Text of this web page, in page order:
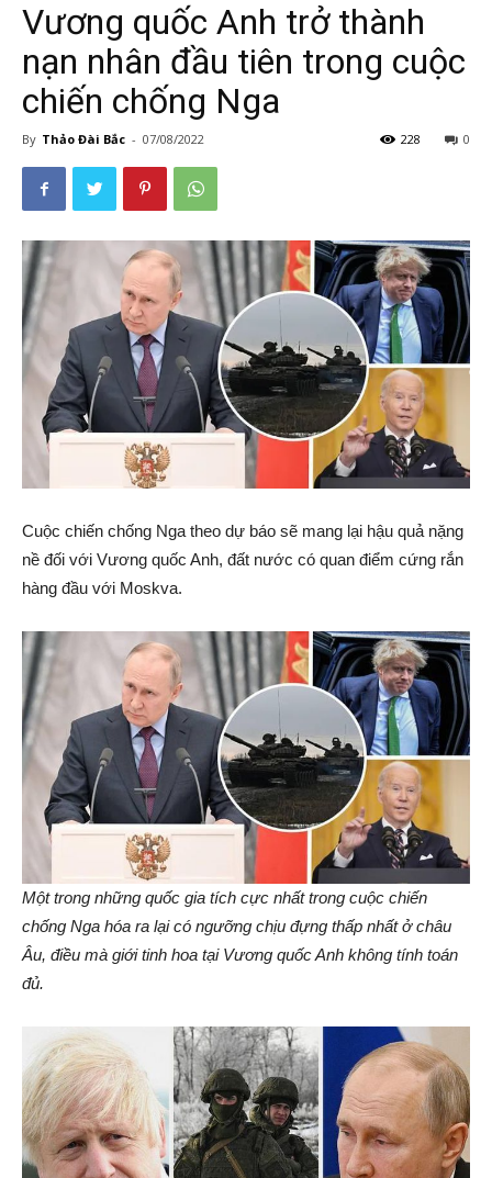
Vương quốc Anh trở thành
nạn nhân đầu tiên trong cuộc
chiến chống Nga
By Thảo Đài Bắc - 07/08/2022 0
228
Cuộc chiến chống Nga theo dự báo sẽ mang lại hậu quả nặng
nề đối với Vương quốc Anh, đất nước có quan điểm cứng rắn
hàng đầu với Moskva.
Một trong những quốc gia tích cực nhất trong cuộc chiến
chống Nga hóa ra lại có ngưỡng chịu đựng thấp nhất ở châu
Âu, điều mà giới tinh hoa tại Vương quốc Anh không tính toán
đủ.